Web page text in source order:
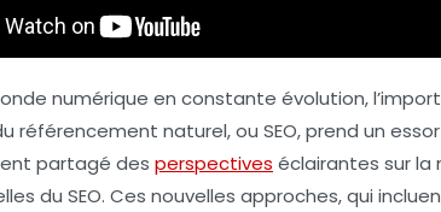
numérique en constante évolution,
référencement naturel, ou SEO, prend un
partagé des perspectives éclairantes sur la
du SEO. Ces nouvelles approches, qui